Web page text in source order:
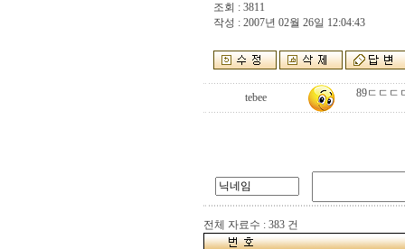
조회 : 3811
작성 : 2007년 02월 26일 12:04:43
tebee 89ㄷㄷㄷ
전체 자료수 : 383 건